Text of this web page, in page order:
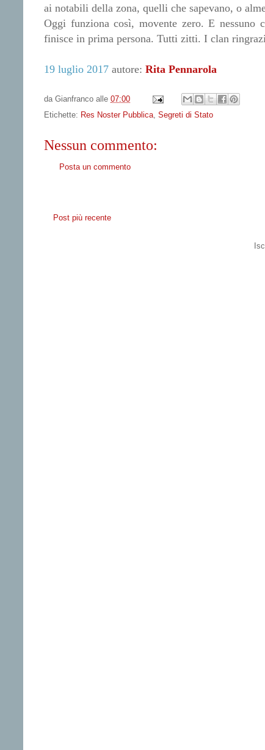
ai notabili della zona, quelli che sapevano, o
Oggi funziona così, movente zero. E nessuno
finisce in prima persona. Tutti zitti. I clan
19 luglio 2017 autore: Rita Pennarola
da Gianfranco alle 07:00
Etichette: Res Noster Pubblica, Segreti di Stato
Nessun commento:
Posta un commento
Post più recente